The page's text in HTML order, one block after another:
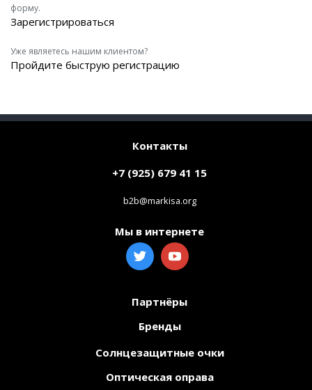
форму.
Зарегистрироваться
Уже являетесь нашим клиентом?
Пройдите быструю регистрацию
Контакты
+7 (925) 679 41 15
b2b@markisa.org
Мы в интернете
Партнёры
Бренды
Солнцезащитные очки
Оптическая оправа